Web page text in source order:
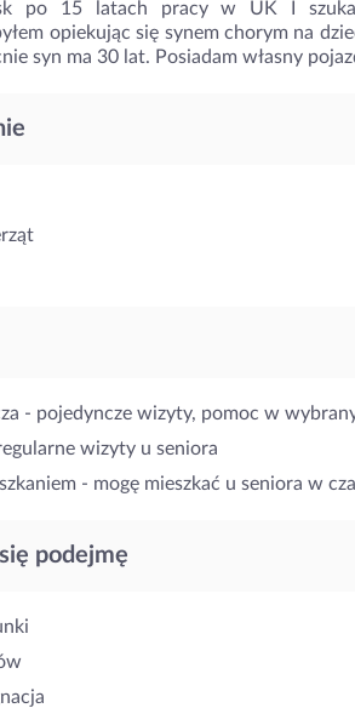
po 15 latach pracy w UK I
opiekując się synem chorym na
syn ma 30 lat. Posiadam własny
- pojedyncze wizyty, pomoc w
wizyty u seniora
- mogę mieszkać u seniora w
podejmę